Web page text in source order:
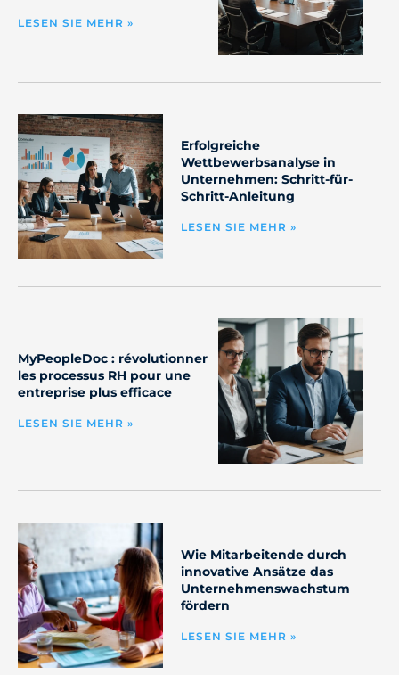
LESEN SIE MEHR »
Erfolgreiche
Wettbewerbsanalyse in
Unternehmen: Schritt-für-
Schritt-Anleitung
LESEN SIE MEHR »
MyPeopleDoc : révolutionner
les processus RH pour une
entreprise plus efficace
LESEN SIE MEHR »
Wie Mitarbeitende durch
innovative Ansätze das
Unternehmenswachstum
fördern
LESEN SIE MEHR »